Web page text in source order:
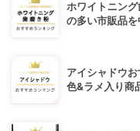
ホワイトニン
の多い市販品を
アイシャドウ
色&ラメ入り商